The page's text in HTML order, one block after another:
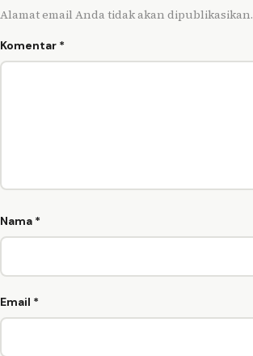
Alamat email Anda tidak akan dipublikasikan.
Komentar *
Nama *
Email *